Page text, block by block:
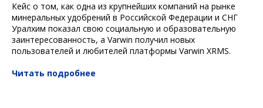
Кейс о том, как одна из крупнейших компаний на рынке
минеральных удобрений в Российской Федерации и СНГ
Уралхим показал свою социальную и образовательную
заинтересованность, а Varwin получил новых
пользователей и любителей платформы Varwin XRMS.
Читать подробнее